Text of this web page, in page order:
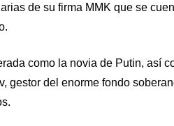
de su firma MMK que se
como la novia de Putin, así
gestor del enorme fondo